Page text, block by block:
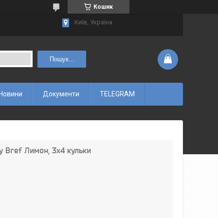
Кошик
Київ, Україна
Пошук...
Документи TELEGRAM
Bref Лимон, 3х4 кульки